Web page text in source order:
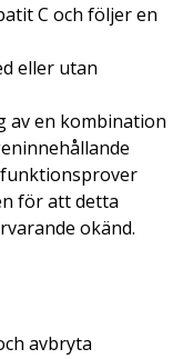
C och följer en
eller utan
av en kombination
för att detta
okänd.
avbryta